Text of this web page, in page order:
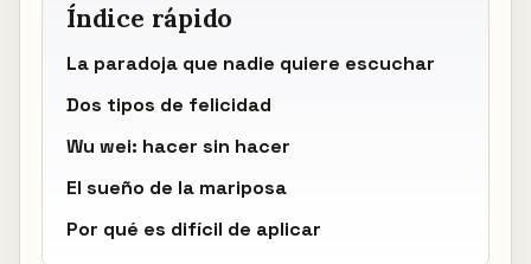
Índice rápido
La paradoja que nadie quiere escuchar
Dos tipos de felicidad
Wu wei: hacer sin hacer
El sueño de la mariposa
Por qué es difícil de aplicar